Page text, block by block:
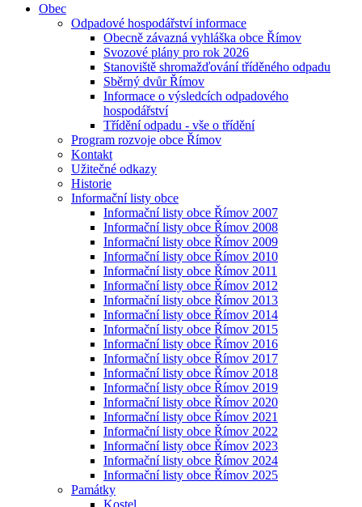
Obec
Odpadové hospodářství informace
Obecně závazná vyhláška obce Římov
Svozové plány pro rok 2026
Stanoviště shromažďování tříděného odpadu
Sběrný dvůr Římov
Informace o výsledcích odpadového
hospodářství
Třídění odpadu - vše o třídění
Program rozvoje obce Římov
Kontakt
Užitečné odkazy
Historie
Informační listy obce
Informační listy obce Římov 2007
Informační listy obce Římov 2008
Informační listy obce Římov 2009
Informační listy obce Římov 2010
Informační listy obce Římov 2011
Informační listy obce Římov 2012
Informační listy obce Římov 2013
Informační listy obce Římov 2014
Informační listy obce Římov 2015
Informační listy obce Římov 2016
Informační listy obce Římov 2017
Informační listy obce Římov 2018
Informační listy obce Římov 2019
Informační listy obce Římov 2020
Informační listy obce Římov 2021
Informační listy obce Římov 2022
Informační listy obce Římov 2023
Informační listy obce Římov 2024
Informační listy obce Římov 2025
Památky
Kostel